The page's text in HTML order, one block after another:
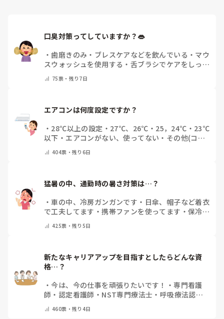
口臭対策ってしていますか？👄
・歯磨きのみ ・ ブレスケアなどを飲んでいる ・ マウ
スウォッシュを使用する ・ 舌ブラシでケアをしっか
いない・その他（コメントで教えてください）
75票・ 残り7日
エアコンは何度設定ですか？
・ 28℃以上の設定 ・ 27℃、26℃ ・ 25，24℃ ・ 23℃
以下 ・ エアコンがない、使ってない ・ その他(コメ
404票・残り6日
猛暑の中、通勤時の暑さ対策は…？
・車の中、冷房ガンガンです ・ 日傘、帽子など着衣
で工夫してます ・携帯ファンを使ってます ・ 保冷剤
ん ・その他（コメントで教えて下さい）
425票・残り5日
新たなキャリアアップを目指すとしたらどんな資
格…？
・今は、今の仕事を頑張りたいです！ ・専門看護
師 ・ 認定看護師 ・ NST専門療法士 ・ 呼吸療法認定
内視鏡技師・その他(コメントで教えて下さい)
460票・残り4日